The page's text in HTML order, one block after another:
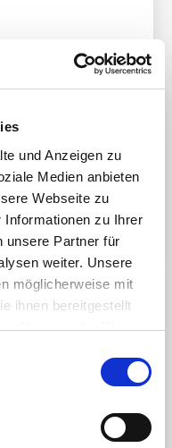
und Anzeigen zu
Medien anbieten
Webseite zu
Informationen zu Ihrer
unsere Partner für
weiter. Unsere
möglicherweise mit
ihnen bereitgestellt
Nutzung der Dienste
weiterhin nutzen.
Schwebekörpers.
desto höher
der
der Oberkante des
Einbau ergibt